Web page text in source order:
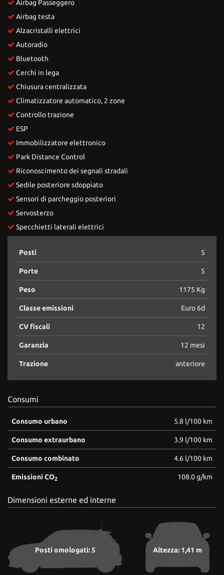
Airbag Passeggero
Airbag testa
Alzacristalli elettrici
Autoradio
Bluetooth
Cerchi in lega
Chiusura centralizzata
Climatizzatore automatico, 2 zone
Controllo trazione
ESP
Immobilizzatore elettronico
Park Distance Control
Riconoscimento dei segnali stradali
Sedile posteriore sdoppiato
Sensori di parcheggio posteriori
Servosterzo
Specchietti laterali elettrici
Posti 5
Porte 5
Peso 1175 Kg
Classe emissioni Euro 6d
CV fiscali 12
Garanzia 12 mesi
Trazione anteriore
Consumi
Consumo urbano 5.8 l/100 km
Consumo extraurbano 3.9 l/100 km
Consumo combinato 4.6 l/100 km
Emissioni CO2 108.0 g/km
Dimensioni esterne ed interne
Posti omologati: 5 Altezza: 1,41 m